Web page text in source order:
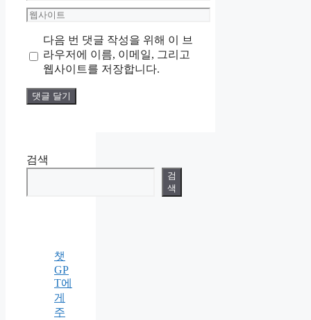
메
일
웹
트
다음 번 댓글 작성을 위해 이 브
라우저에 이름, 이메일, 그리고
웹사이트를 저장합니다.
검색
검
색
챗
GP
T에
게
주